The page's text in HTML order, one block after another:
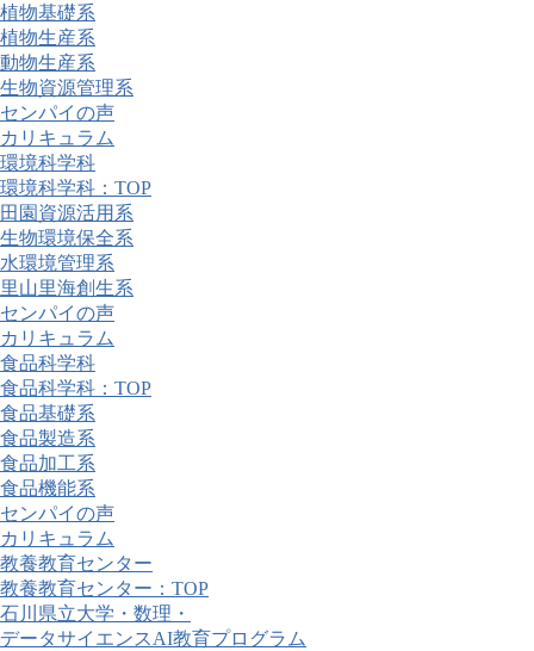
植物基礎系
植物生産系
動物生産系
生物資源管理系
センパイの声
カリキュラム
環境科学科
環境科学科：TOP
田園資源活用系
生物環境保全系
水環境管理系
里山里海創生系
センパイの声
カリキュラム
食品科学科
食品科学科：TOP
食品基礎系
食品製造系
食品加工系
食品機能系
センパイの声
カリキュラム
教養教育センター
教養教育センター：TOP
石川県立大学・数理・
データサイエンスAI教育プログラム